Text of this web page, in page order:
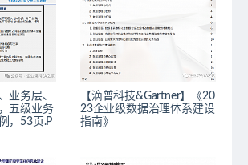
业务层、
五级业务
，53页.P
【滴普科技&Gartner】《20
23企业级数据治理体系建设
指南》